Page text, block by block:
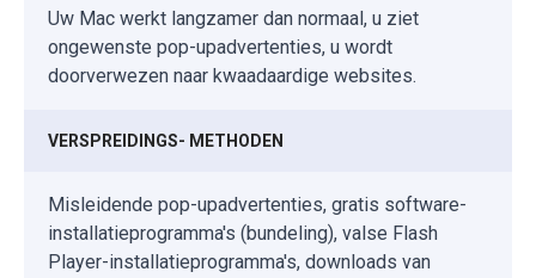
Uw Mac werkt langzamer dan normaal, u ziet
ongewenste pop-upadvertenties, u wordt
doorverwezen naar kwaadaardige websites.
VERSPREIDINGS- METHODEN
Misleidende pop-upadvertenties, gratis software-
installatieprogramma's (bundeling), valse Flash
Player-installatieprogramma's, downloads van